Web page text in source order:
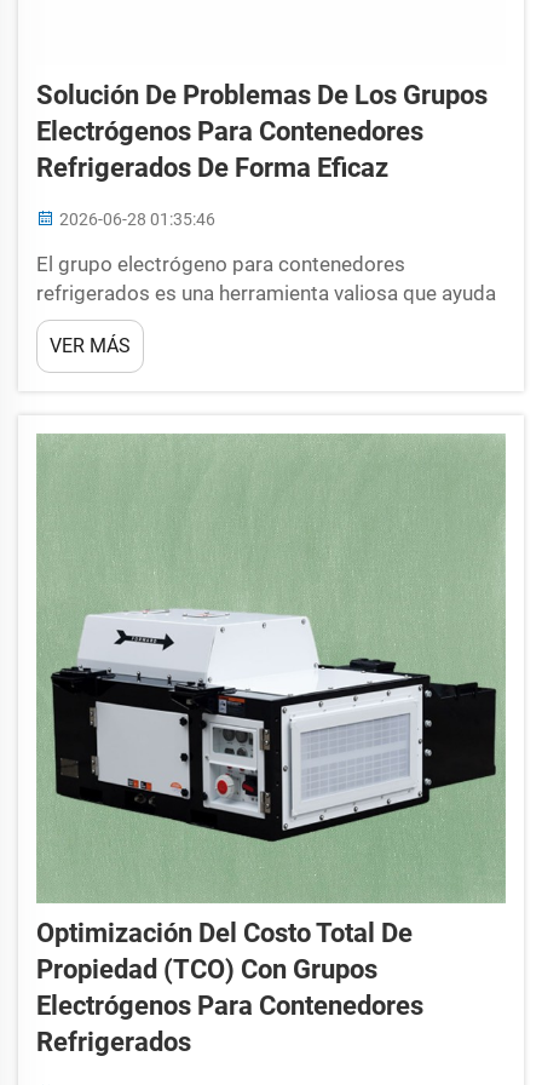
Solución De Problemas De Los Grupos
Electrógenos Para Contenedores
Refrigerados De Forma Eficaz
2026-06-28 01:35:46
El grupo electrógeno para contenedores
refrigerados es una herramienta valiosa que ayuda
a mantener frescos y seguros algunos de nuestros
alimentos durante el transporte. Por mucho
esfuerzo que se ponga, aunque estas máquinas
cumplir su función, en ocasiones algunas piezas
internas de estos grupos electrógenos para
contenedores refrigerados...
VER MÁS
Optimización Del Costo Total De
Propiedad (TCO) Con Grupos
Electrógenos Para Contenedores
Refrigerados